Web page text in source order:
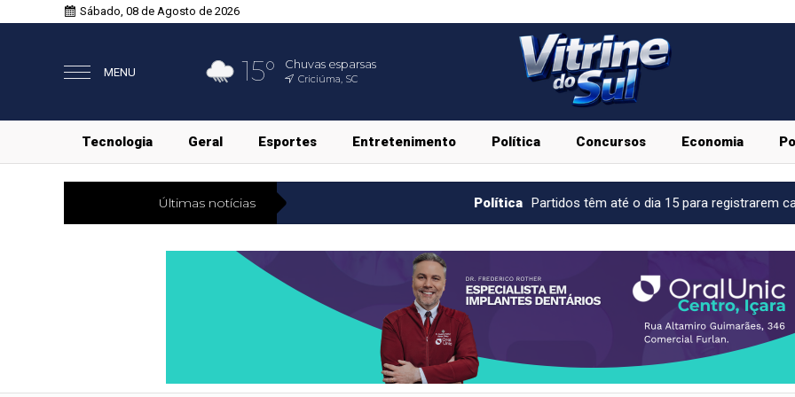
Sábado, 08 de Agosto de 2026
MENU 15° Chuvas esparsas
Criciúma, SC
Tecnologia Geral Esportes Entretenimento Política Concursos Economia
Últimas notícias Partidos têm até o dia 15 para registrarem candidaturas nos